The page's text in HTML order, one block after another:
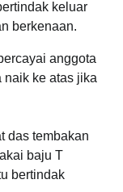
keluar
berkenaan.
anggota
naik ke atas jika
das tembakan
baju T
bertindak